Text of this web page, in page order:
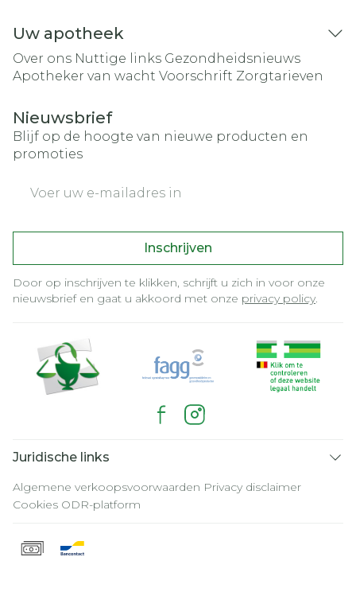
Uw apotheek
Over ons Nuttige links Gezondheidsnieuws
Apotheker van wacht Voorschrift Zorgtarieven
Nieuwsbrief
Blijf op de hoogte van nieuwe producten en
promoties
Inschrijven
Door op inschrijven te klikken, schrijft u zich in voor onze
nieuwsbrief en gaat u akkoord met onze privacy policy.
Juridische links
Algemene verkoopsvoorwaarden Privacy disclaimer
Cookies ODR-platform